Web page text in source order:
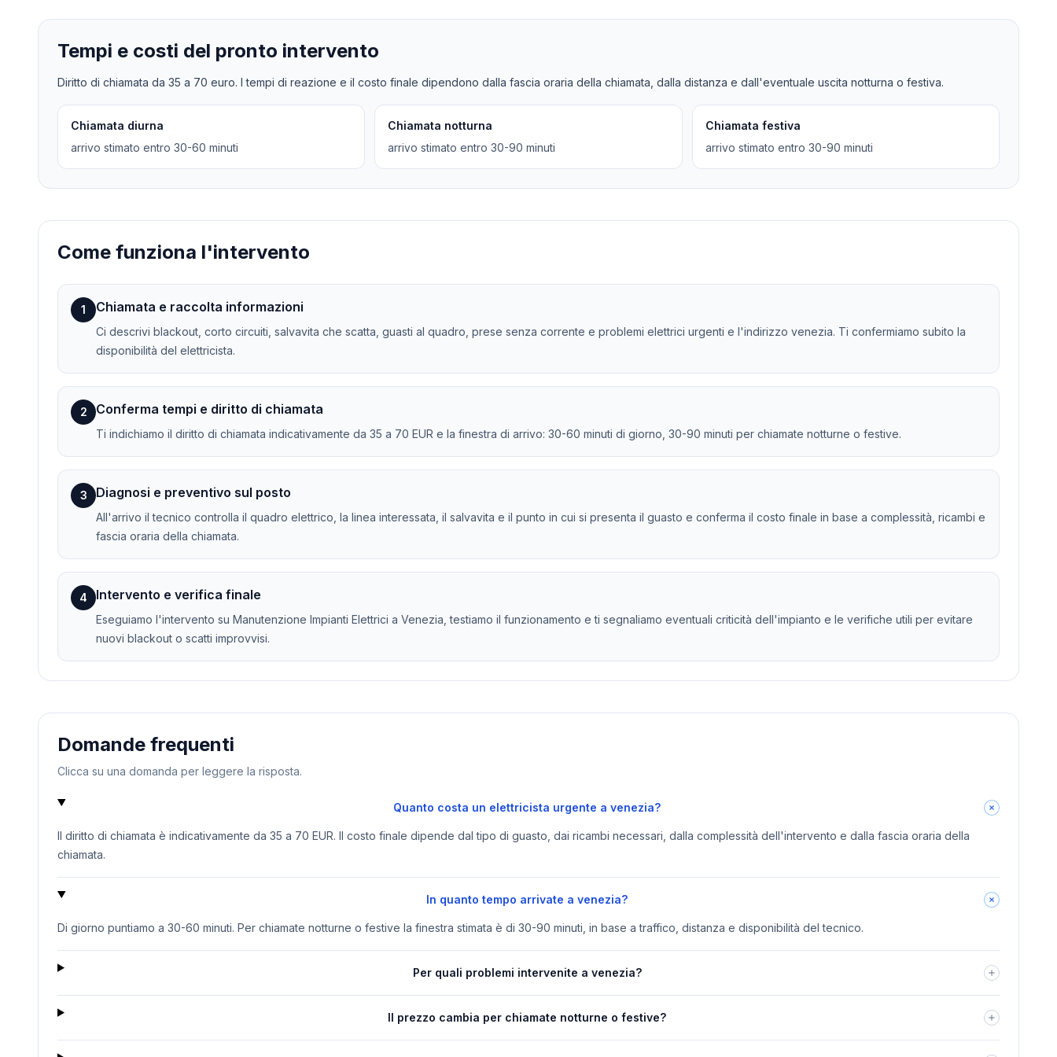
Tempi e costi del pronto intervento
Diritto di chiamata da 35 a 70 euro. I tempi di reazione e il costo finale dipendono dalla fascia oraria della chiamata, dalla distanza e dall'eventuale uscita notturna o festiva.
Chiamata diurna
arrivo stimato entro 30-60 minuti
Chiamata notturna
arrivo stimato entro 30-90 minuti
Chiamata festiva
arrivo stimato entro 30-90 minuti
Come funziona l'intervento
1 Chiamata e raccolta informazioni
Ci descrivi blackout, corto circuiti, salvavita che scatta, guasti al quadro, prese senza corrente e problemi elettrici urgenti e l'indirizzo venezia. Ti confermiamo subito la
disponibilità del elettricista.
2 Conferma tempi e diritto di chiamata
Ti indichiamo il diritto di chiamata indicativamente da 35 a 70 EUR e la finestra di arrivo: 30-60 minuti di giorno, 30-90 minuti per chiamate notturne o festive.
3 Diagnosi e preventivo sul posto
All'arrivo il tecnico controlla il quadro elettrico, la linea interessata, il salvavita e il punto in cui si presenta il guasto e conferma il costo finale in base a complessità, ricambi e
fascia oraria della chiamata.
4 Intervento e verifica finale
Eseguiamo l'intervento su Manutenzione Impianti Elettrici a Venezia, testiamo il funzionamento e ti segnaliamo eventuali criticità dell'impianto e le verifiche utili per evitare
nuovi blackout o scatti improvvisi.
Domande frequenti
Clicca su una domanda per leggere la risposta.
Quanto costa un elettricista urgente a venezia?
Il diritto di chiamata è indicativamente da 35 a 70 EUR. Il costo finale dipende dal tipo di guasto, dai ricambi necessari, dalla complessità dell'intervento e dalla fascia oraria della
chiamata.
In quanto tempo arrivate a venezia?
Di giorno puntiamo a 30-60 minuti. Per chiamate notturne o festive la finestra stimata è di 30-90 minuti, in base a traffico, distanza e disponibilità del tecnico.
Per quali problemi intervenite a venezia?
Il prezzo cambia per chiamate notturne o festive?